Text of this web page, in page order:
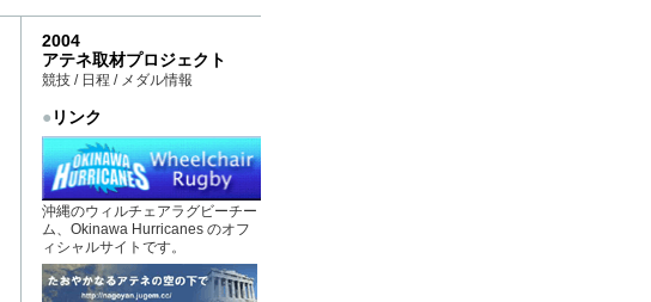
2004
アテネ取材プロジェクト
競技 / 日程 / メダル情報
● リンク
沖縄のウィルチェアラグビーチー
ム、Okinawa Hurricanes のオフ
ィシャルサイトです。